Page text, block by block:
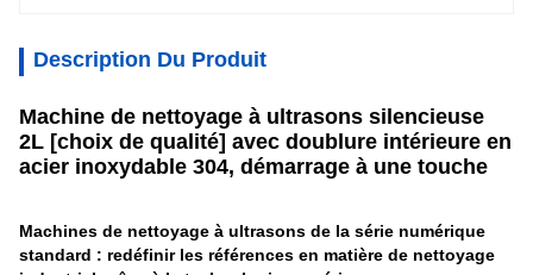
Description Du Produit
Machine de nettoyage à ultrasons silencieuse
2L [choix de qualité] avec doublure intérieure en
acier inoxydable 304, démarrage à une touche
Machines de nettoyage à ultrasons de la série numérique
standard : redéfinir les références en matière de nettoyage